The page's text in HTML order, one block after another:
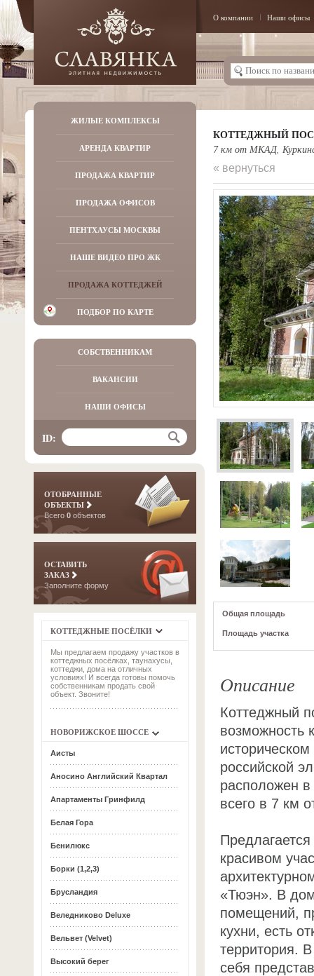
О компании Наши офисы
ЖИЛЫЕ КОМПЛЕКСЫ
АРЕНДА КВАРТИР
ПРОДАЖА КВАРТИР
ПРОДАЖА ОФИСОВ
ПЕНТХАУСЫ МОСКВЫ
НАШЕ ВИДЕО ПРО ЖК
ПРОДАЖА КОТТЕДЖЕЙ
ПОДБОР ПО КАРТЕ
СОБСТВЕННИКАМ
ВАКАНСИИ
НАШИ ОФИСЫ
ID:
ОТОБРАННЫЕ
ОБЪЕКТЫ
Всего 0 объектов
ОСТАВИТЬ
ЗАКАЗ
Заполните форму
КОТТЕДЖНЫЕ ПОСЁЛКИ
Мы предлагаем продажу участков в
коттеджных посёлках, таунахусы,
коттеджи, дома на отличных
условиях! И всегда готовы помочь
собственникам продать свой
объект. Звоните!
НОВОРИЖСКОЕ ШОССЕ
Аисты
Аносино Английский Квартал
Апартаменты Гринфилд
Белая Гора
Бенилюкс
Борки (1,2,3)
Брусландия
Веледниково Deluxe
Вельвет (Velvet)
Высокий берег
КОТТЕДЖНЫЙ
7 км от МКАД,
« вернуться
Общая площадь
Площадь участка
Описание
Коттеджный
возможность
российской
расположен в
всего в 7 км
красивом
«Тюэн». В
помещений,
кухни, есть
территория.
себя